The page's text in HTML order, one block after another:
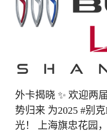
外卡揭晓 ✨ 欢迎两
势归来 为2025 #别
光！ 上海旗忠花园